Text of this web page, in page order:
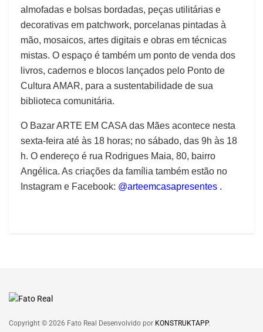
almofadas e bolsas bordadas, peças utilitárias e
decorativas em patchwork, porcelanas pintadas à
mão, mosaicos, artes digitais e obras em técnicas
mistas. O espaço é também um ponto de venda dos
livros, cadernos e blocos lançados pelo Ponto de
Cultura AMAR, para a sustentabilidade de sua
biblioteca comunitária.
O Bazar ARTE EM CASA das Mães acontece nesta
sexta-feira até às 18 horas; no sábado, das 9h às 18
h. O endereço é rua Rodrigues Maia, 80, bairro
Angélica. As criações da família também estão no
Instagram e Facebook: @arteemcasapresentes .
Copyright © 2026 Fato Real Desenvolvido por KONSTRUKTAPP.